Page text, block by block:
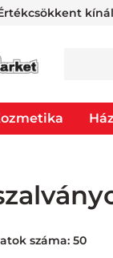
száma: 50